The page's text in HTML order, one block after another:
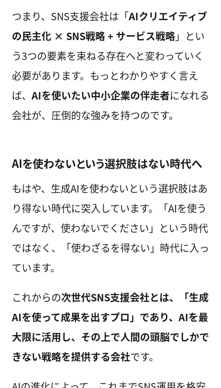
つまり、SNS支援会社は「AIクリエイティブ
の民主化 × SNS戦略 + サービス戦略」とい
う3つの要素を束ねる存在へと変わっていく
必要があります。もっとわかりやすく言え
ば、 AIを使いたい中小企業の伴走者になれる
会社が、圧倒的な強みを持つのです。
AIを使わないという選択肢はない時代へ
もはや、生成AIを使わないという選択肢はあ
り得ない時代に突入しています。「AIを使う
んですが、使わないでください」という時代
ではなく、「使わざるを得ない」時代に入っ
ています。
これからの次世代SNS支援会社とは、「生成
AIを使って成果を出すプロ」であり、AIを最
大限に活用し、その上で人間の頭脳でしかで
きない戦略を提供する会社です。